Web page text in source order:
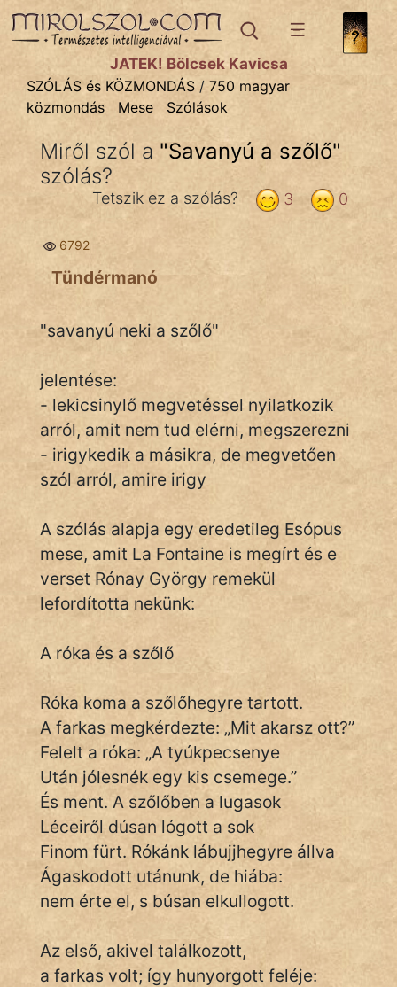
SZÓLÁS ÉS KÖZMONDÁStémák:
Bibliai
Kifejezések
Közmondások
Rímelő
Szóláscsoportok
Szólások
Tréfás
IRODALOM
És
KÖZMONDÁS
PSZICHO
ÉLETMÓD
MAGYARSÁG
És
TÖRTÉNELEM
Népszerű szerzőink:
cinege
Hunor
JÁTÉK! Bölcsek Kavicsa
SZÓLÁS és KÖZMONDÁS / 750 magyar
közmondás
Mese Szólások
Miről szól a "Savanyú a szőlő"
szólás?
0
3
Tetszik ez a szólás?
6792
Tündérmanó
"savanyú neki a szőlő"
jelentése:
- lekicsinylő megvetéssel nyilatkozik
arról, amit nem tud elérni, megszerezni
- irigykedik a másikra, de megvetően
szól arról, amire irigy
A szólás alapja egy eredetileg Esópus
mese, amit La Fontaine is megírt és e
verset Rónay György remekül
lefordította nekünk:
A róka és a szőlő
Róka koma a szőlőhegyre tartott.
A farkas megkérdezte: „Mit akarsz ott?”
Felelt a róka: „A tyúkpecsenye
Után jólesnék egy kis csemege.”
És ment. A szőlőben a lugasok
Léceiről dúsan lógott a sok
Finom fürt. Rókánk lábujjhegyre állva
Ágaskodott utánunk, de hiába:
nem érte el, s búsan elkullogott.
Az első, akivel találkozott,
a farkas volt; így hunyorgott feléje: